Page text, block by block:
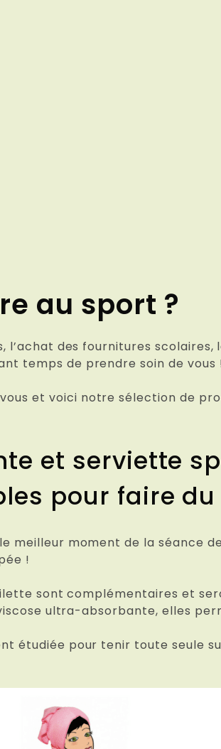
au sport ?
l’achat des fournitures
temps de prendre soin de vous
et voici notre sélection de
et serviette
pour faire
meilleur moment de la séance
!
sont complémentaires et
ultra-absorbante, elles
étudiée pour tenir toute seule